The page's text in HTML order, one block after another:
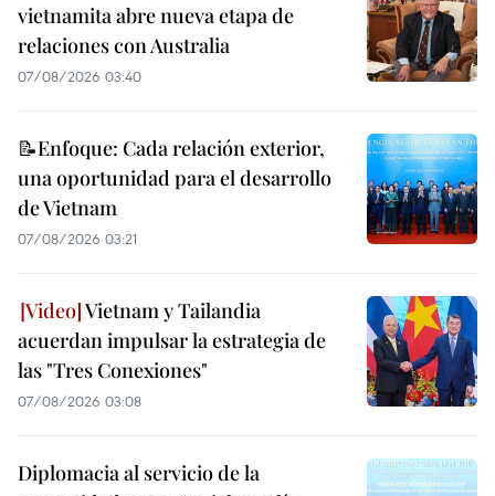
vietnamita abre nueva etapa de
relaciones con Australia
07/08/2026 03:40
📝Enfoque: Cada relación exterior,
una oportunidad para el desarrollo
de Vietnam
07/08/2026 03:21
Vietnam y Tailandia
acuerdan impulsar la estrategia de
las "Tres Conexiones"
07/08/2026 03:08
Diplomacia al servicio de la